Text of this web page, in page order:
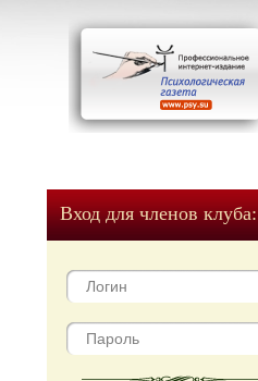
Вход для членов клуба: